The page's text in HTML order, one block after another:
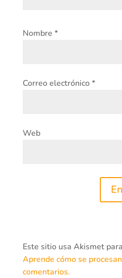
Nombre *
Correo electrónico*
Web
Este sitio usa Akismet
Aprende cómo se
comentarios.